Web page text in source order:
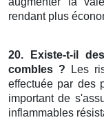
rendant plus
20. Existe-t-il
combles ? Les
effectuée par des
important de
inflammables